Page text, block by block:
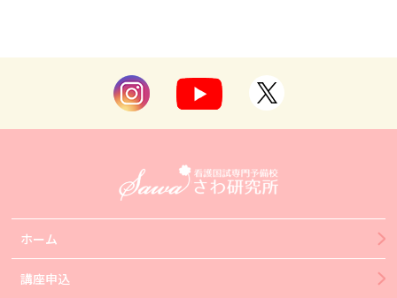
ホーム
講座申込